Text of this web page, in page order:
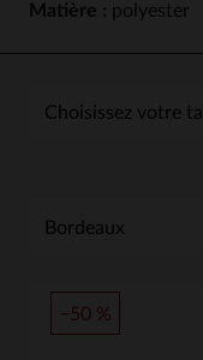
Matière : polyester
−50 %